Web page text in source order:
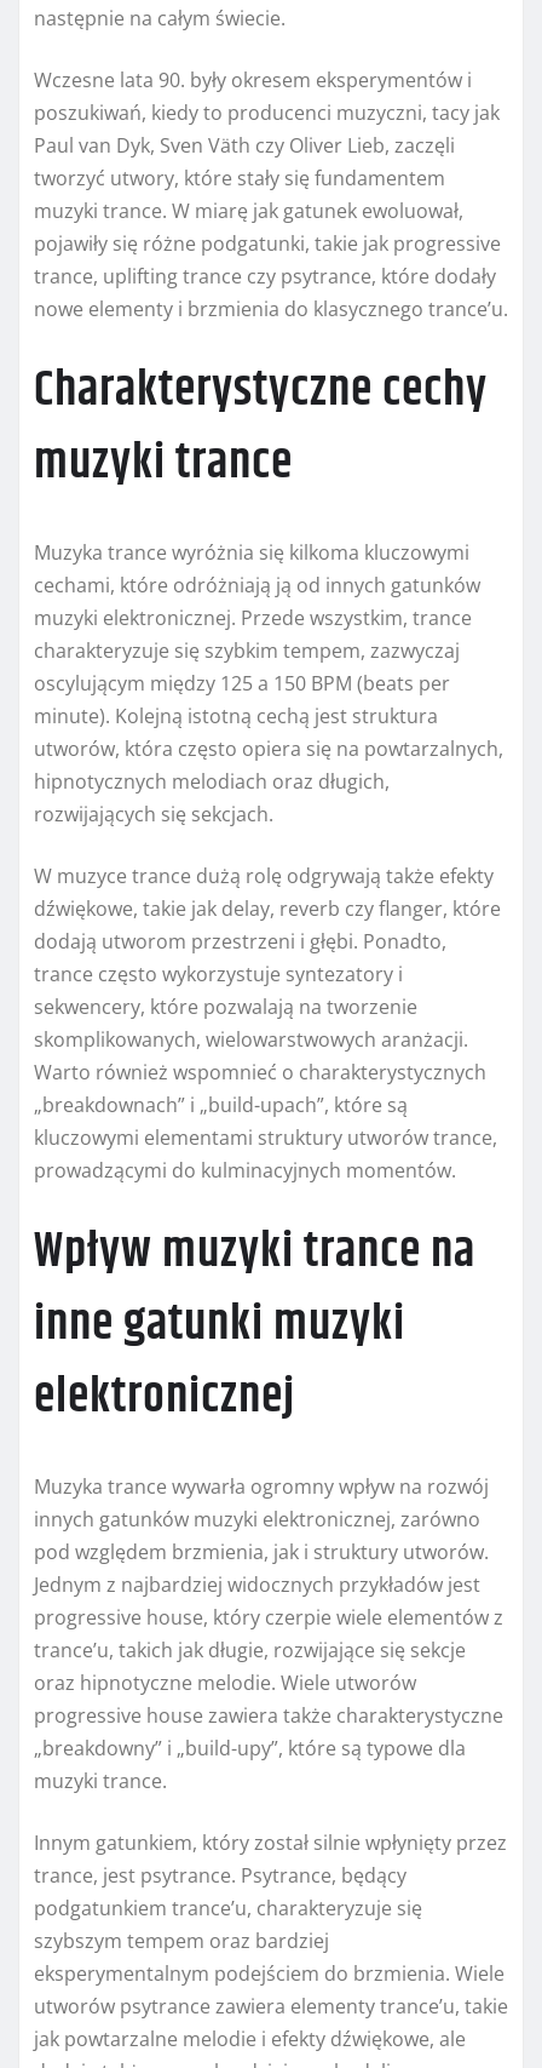
następnie na całym świecie.
Wczesne lata 90. były okresem eksperymentów i
poszukiwań, kiedy to producenci muzyczni, tacy jak
Paul van Dyk, Sven Väth czy Oliver Lieb, zaczęli
tworzyć utwory, które stały się fundamentem
muzyki trance. W miarę jak gatunek ewoluował,
pojawiły się różne podgatunki, takie jak progressive
trance, uplifting trance czy psytrance, które dodały
nowe elementy i brzmienia do klasycznego trance’u.
Charakterystyczne cechy
muzyki trance
Muzyka trance wyróżnia się kilkoma kluczowymi
cechami, które odróżniają ją od innych gatunków
muzyki elektronicznej. Przede wszystkim, trance
charakteryzuje się szybkim tempem, zazwyczaj
oscylującym między 125 a 150 BPM (beats per
minute). Kolejną istotną cechą jest struktura
utworów, która często opiera się na powtarzalnych,
hipnotycznych melodiach oraz długich,
rozwijających się sekcjach.
W muzyce trance dużą rolę odgrywają także efekty
dźwiękowe, takie jak delay, reverb czy flanger, które
dodają utworom przestrzeni i głębi. Ponadto,
trance często wykorzystuje syntezatory i
sekwencery, które pozwalają na tworzenie
skomplikowanych, wielowarstwowych aranżacji.
Warto również wspomnieć o charakterystycznych
„breakdownach” i „build-upach”, które są
kluczowymi elementami struktury utworów trance,
prowadzącymi do kulminacyjnych momentów.
Wpływ muzyki trance na
inne gatunki muzyki
elektronicznej
Muzyka trance wywarła ogromny wpływ na rozwój
innych gatunków muzyki elektronicznej, zarówno
pod względem brzmienia, jak i struktury utworów.
Jednym z najbardziej widocznych przykładów jest
progressive house, który czerpie wiele elementów z
trance’u, takich jak długie, rozwijające się sekcje
oraz hipnotyczne melodie. Wiele utworów
progressive house zawiera także charakterystyczne
„breakdowny” i „build-upy”, które są typowe dla
muzyki trance.
Innym gatunkiem, który został silnie wpłynięty przez
trance, jest psytrance. Psytrance, będący
podgatunkiem trance’u, charakteryzuje się
szybszym tempem oraz bardziej
eksperymentalnym podejściem do brzmienia. Wiele
utworów psytrance zawiera elementy trance’u, takie
jak powtarzalne melodie i efekty dźwiękowe, ale